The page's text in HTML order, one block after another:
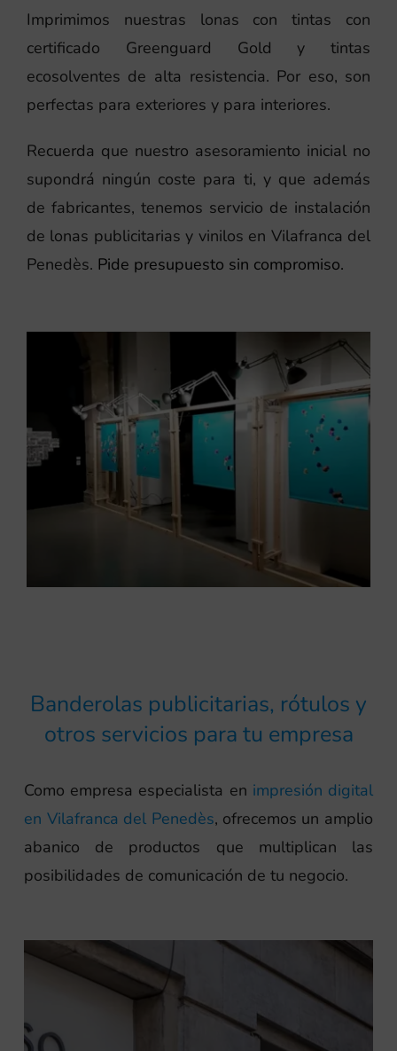
Imprimimos nuestras lonas con tintas con
certificado Greenguard Gold y tintas
ecosolventes de alta resistencia. Por eso, son
perfectas para exteriores y para interiores.
Recuerda que nuestro asesoramiento inicial no
supondrá ningún coste para ti, y que además
de fabricantes, tenemos servicio de instalación
de lonas publicitarias y vinilos en Vilafranca del
Penedès. Pide presupuesto sin compromiso.
Banderolas publicitarias, rótulos y
otros servicios para tu empresa
Como empresa especialista en impresión digital
en Vilafranca del Penedès, ofrecemos un amplio
abanico de productos que multiplican las
posibilidades de comunicación de tu negocio.